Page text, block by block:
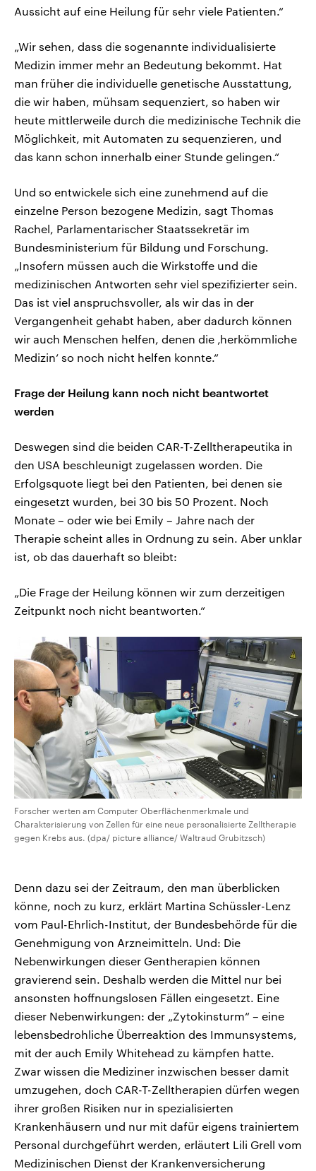
Aussicht auf eine Heilung für sehr viele Patienten.“
„Wir sehen, dass die sogenannte individualisierte
Medizin immer mehr an Bedeutung bekommt. Hat
man früher die individuelle genetische Ausstattung,
die wir haben, mühsam sequenziert, so haben wir
heute mittlerweile durch die medizinische Technik die
Möglichkeit, mit Automaten zu sequenzieren, und
das kann schon innerhalb einer Stunde gelingen.“
Und so entwickele sich eine zunehmend auf die
einzelne Person bezogene Medizin, sagt Thomas
Rachel, Parlamentarischer Staatssekretär im
Bundesministerium für Bildung und Forschung.
„Insofern müssen auch die Wirkstoffe und die
medizinischen Antworten sehr viel spezifizierter sein.
Das ist viel anspruchsvoller, als wir das in der
Vergangenheit gehabt haben, aber dadurch können
wir auch Menschen helfen, denen die ‚herkömmliche
Medizin‘ so noch nicht helfen konnte.“
Frage der Heilung kann noch nicht beantwortet
werden
Deswegen sind die beiden CAR-T-Zelltherapeutika in
den USA beschleunigt zugelassen worden. Die
Erfolgsquote liegt bei den Patienten, bei denen sie
eingesetzt wurden, bei 30 bis 50 Prozent. Noch
Monate – oder wie bei Emily – Jahre nach der
Therapie scheint alles in Ordnung zu sein. Aber unklar
ist, ob das dauerhaft so bleibt:
„Die Frage der Heilung können wir zum derzeitigen
Zeitpunkt noch nicht beantworten.“
Forscher werten am Computer Oberflächenmerkmale und
Charakterisierung von Zellen für eine neue personalisierte Zelltherapie
gegen Krebs aus. (dpa/ picture alliance/ Waltraud Grubitzsch)
Denn dazu sei der Zeitraum, den man überblicken
könne, noch zu kurz, erklärt Martina Schüssler-Lenz
vom Paul-Ehrlich-Institut, der Bundesbehörde für die
Genehmigung von Arzneimitteln. Und: Die
Nebenwirkungen dieser Gentherapien können
gravierend sein. Deshalb werden die Mittel nur bei
ansonsten hoffnungslosen Fällen eingesetzt. Eine
dieser Nebenwirkungen: der „Zytokinsturm“ – eine
lebensbedrohliche Überreaktion des Immunsystems,
mit der auch Emily Whitehead zu kämpfen hatte.
Zwar wissen die Mediziner inzwischen besser damit
umzugehen, doch CAR-T-Zelltherapien dürfen wegen
ihrer großen Risiken nur in spezialisierten
Krankenhäusern und nur mit dafür eigens trainiertem
Personal durchgeführt werden, erläutert Lili Grell vom
Medizinischen Dienst der Krankenversicherung